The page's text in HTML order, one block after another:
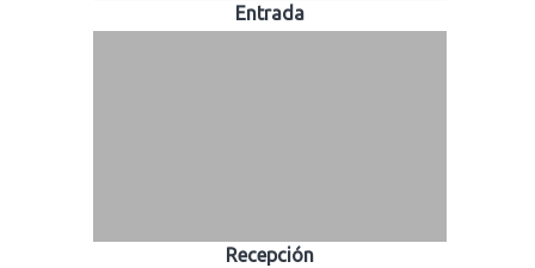
Entrada
Recepción